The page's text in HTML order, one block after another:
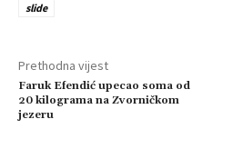
slide
Prethodna vijest
Faruk Efendić upecao soma od
20 kilograma na Zvorničkom
jezeru